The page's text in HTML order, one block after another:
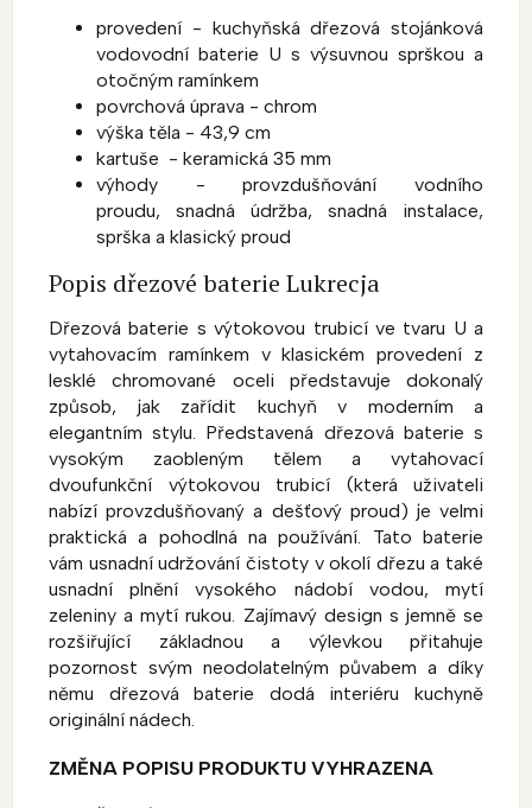
provedení - kuchyňská dřezová stojánková
vodovodní baterie U s výsuvnou sprškou a
otočným ramínkem
povrchová úprava - chrom
výška těla - 43,9 cm
kartuše - keramická 35 mm
výhody - provzdušňování vodního
proudu, snadná údržba, snadná instalace,
sprška a klasický proud
Popis dřezové baterie Lukrecja
Dřezová baterie s výtokovou trubicí ve tvaru U a
vytahovacím ramínkem v klasickém provedení z
lesklé chromované oceli představuje dokonalý
způsob, jak zařídit kuchyň v moderním a
elegantním stylu. Představená dřezová baterie s
vysokým zaobleným tělem a vytahovací
dvoufunkční výtokovou trubicí (která uživateli
nabízí provzdušňovaný a dešťový proud) je velmi
praktická a pohodlná na používání. Tato baterie
vám usnadní udržování čistoty v okolí dřezu a také
usnadní plnění vysokého nádobí vodou, mytí
zeleniny a mytí rukou. Zajímavý design s jemně se
rozšiřující základnou a výlevkou přitahuje
pozornost svým neodolatelným půvabem a díky
němu dřezová baterie dodá interiéru kuchyně
originální nádech.
ZMĚNA POPISU PRODUKTU VYHRAZENA